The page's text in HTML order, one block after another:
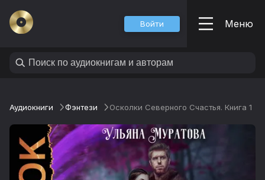
Войти Меню
Аудиокниги Фэнтези Осколки Северного Счастья. Книга 1